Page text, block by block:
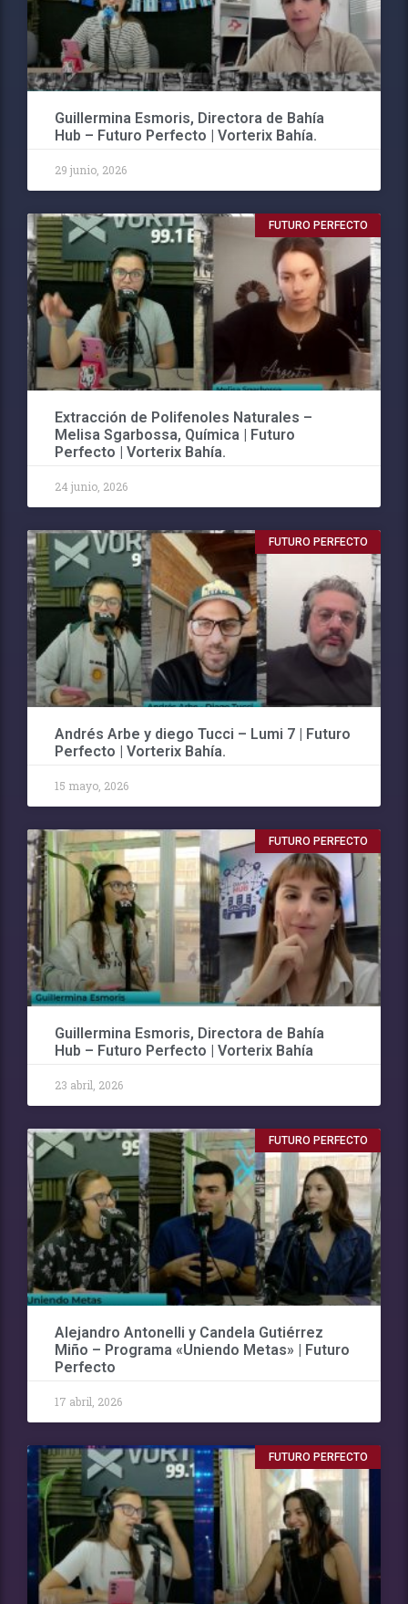
Guillermina Esmoris, Directora de Bahía
Hub – Futuro Perfecto | Vorterix Bahía.
29 junio, 2026
FUTURO PERFECTO
Extracción de Polifenoles Naturales –
Melisa Sgarbossa, Química | Futuro
Perfecto | Vorterix Bahía.
24 junio, 2026
FUTURO PERFECTO
Andrés Arbe y diego Tucci – Lumi 7 | Futuro
Perfecto | Vorterix Bahía.
15 mayo, 2026
FUTURO PERFECTO
Guillermina Esmoris, Directora de Bahía
Hub – Futuro Perfecto | Vorterix Bahía
23 abril, 2026
FUTURO PERFECTO
Alejandro Antonelli y Candela Gutiérrez
Miño – Programa «Uniendo Metas» | Futuro
Perfecto
17 abril, 2026
FUTURO PERFECTO